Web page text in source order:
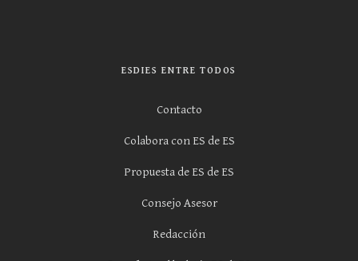
ESDIES ENTRE TODOS
Contacto
Colabora con ES de ES
Propuesta de ES de ES
Consejo Asesor
Redacción